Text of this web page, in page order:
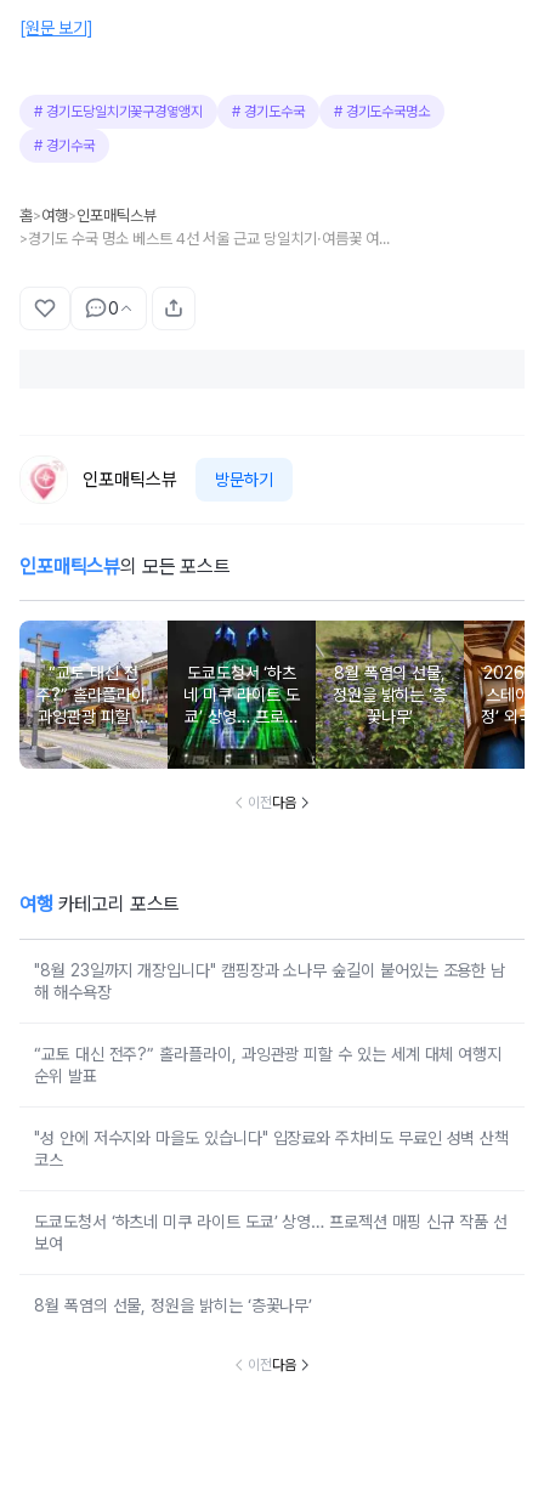
[원문 보기]
# 경기도당일치기꽃구경옇앵지 #경기도수국 # 경기도수국명소
# 경기수국
홈>여행>인포매틱스뷰
> 경기도 수국 명소 베스트 4선 서울 근교 당일치기·여름꽃 여행지·수목원 나들이 정리
0
인포매틱스뷰 방문하기
인포매틱스뷰의 모든 포스트
“교토 대신 전
주?” 홀라플라이,
과잉관광 피할 수
있는 세계 대체 여
행지 순위 발표
도쿄도청서 ‘하츠
네 미쿠 라이트 도
쿄’ 상영… 프로젝
션 매핑 신규 작품
선보여
8월 폭염의 선물,
정원을 밝히는 ‘층
꽃나무’
2026 우
스테이
정’ 외국
도 ‘서울
이전다음
여행 카테고리 포스트
"8월 23일까지 개장입니다" 캠핑장과 소나무 숲길이 붙어있는 조용한 남
해 해수욕장
“교토 대신 전주?” 홀라플라이, 과잉관광 피할 수 있는 세계 대체 여행지
순위 발표
"성 안에 저수지와 마을도 있습니다" 입장료와 주차비도 무료인 성벽 산책
코스
도쿄도청서 ‘하츠네 미쿠 라이트 도쿄’ 상영… 프로젝션 매핑 신규 작품 선
보여
8월 폭염의 선물, 정원을 밝히는 ‘층꽃나무’
이전다음